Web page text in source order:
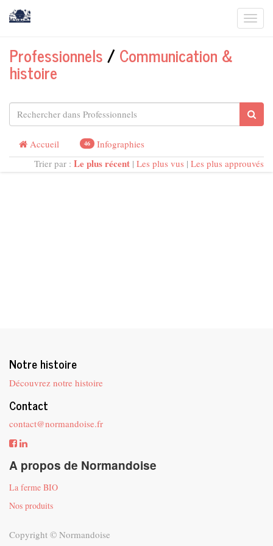
Professionnels/Communication &
histoire
Accueil 46
Infographies
Trier par : Le plus récent | Les plus vus | Les plus approuvés
Notre histoire
Découvrez notre histoire
Contact
contact@normandoise.fr
A propos de Normandoise
La ferme BIO
Nos produits
Copyright © Normandoise